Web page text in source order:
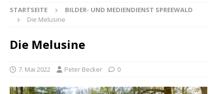
STARTSEITE
BILDER- UND MEDIENDIENST SPREEWALD
Die Melusine
Die Melusine
7. Mai 2022 Peter Becker 0